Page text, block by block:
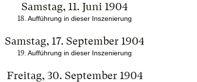
Samstag, 11. Juni 1904
18. Aufführung in dieser Inszenierung
Samstag, 17. September 1904
19. Aufführung in dieser Inszenierung
Freitag, 30. September 1904